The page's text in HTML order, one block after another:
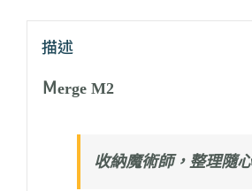
描述
Ｍ erge M2
收納魔術師，整理隨